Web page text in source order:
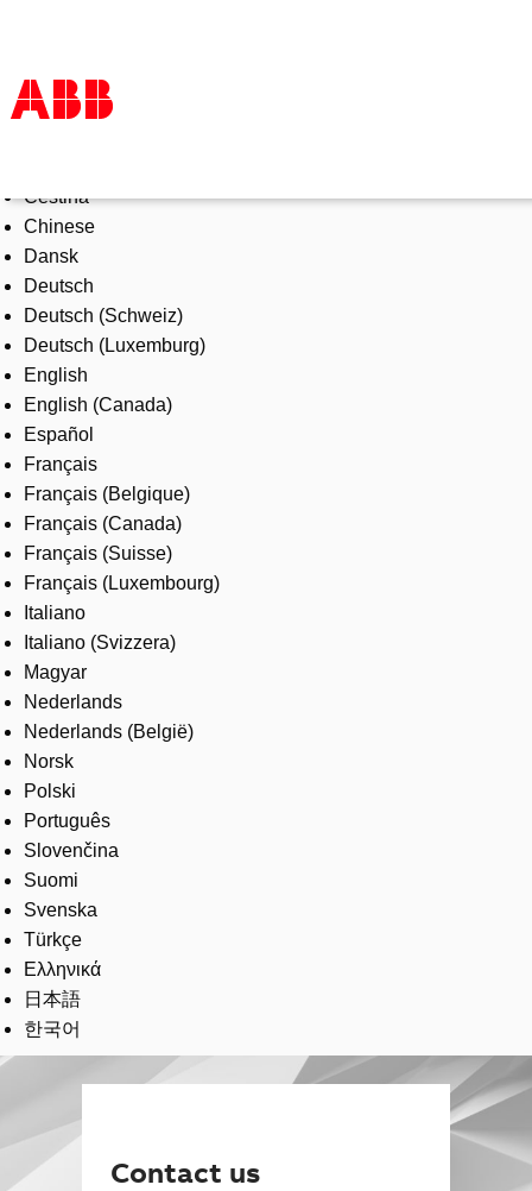
Products & Solutions
Industries
Services
About us
Where to buy
Contact us
Careers
Čeština
Chinese
Dansk
Deutsch
Deutsch (Schweiz)
Deutsch (Luxemburg)
English
English (Canada)
Español
Français
Français (Belgique)
Français (Canada)
Français (Suisse)
Français (Luxembourg)
Italiano
Italiano (Svizzera)
Magyar
Nederlands
Nederlands (België)
Norsk
Polski
Português
Slovenčina
Suomi
Svenska
Türkçe
Ελληνικά
日本語
한국어
Contact us